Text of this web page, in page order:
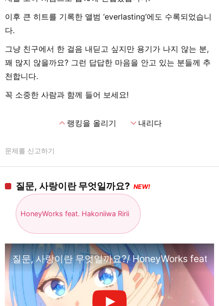
이후 큰 히트를 기록한 앨범 ‘everlasting’에도 수록되었습니
다.
그냥 친구에서 한 걸음 내딛고 싶지만 용기가 나지 않는 분,
꽤 많지 않을까요? 그런 답답한 마음을 안고 있는 분들께 추
천합니다.
꼭 소중한 사람과 함께 들어 보세요!
expand_less랭킹을 올리기 expand_more내리다
문제를 신고하기
질문, 사랑이란 무엇일까요? NEW!
HoneyWorks feat. Hakoniiwa Ririi
질문, 사랑이란 무엇일까요?/ HoneyWorks feat.